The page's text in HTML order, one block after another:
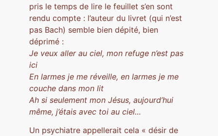
pris le temps de lire le feuillet s’en sont
rendu compte : l’auteur du livret (qui n’est
pas Bach) semble bien dépité, bien
déprimé :
Je veux aller au ciel, mon refuge n’est pas
ici
En larmes je me réveille, en larmes je me
couche dans mon lit
Ah si seulement mon Jésus, aujourd’hui
même, j’étais avec toi au ciel…
Un psychiatre appellerait cela « désir de